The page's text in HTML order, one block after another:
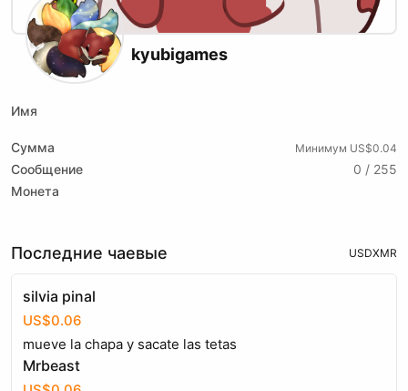
kyubigames
Имя
Сумма Минимум US$0.04
Сообщение
0 / 255
Монета
Последние чаевые USDXMR
silvia pinal
US$0.06
mueve la chapa y sacate las tetas
Mrbeast